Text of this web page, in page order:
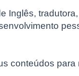
Inglês,
conteúdos para